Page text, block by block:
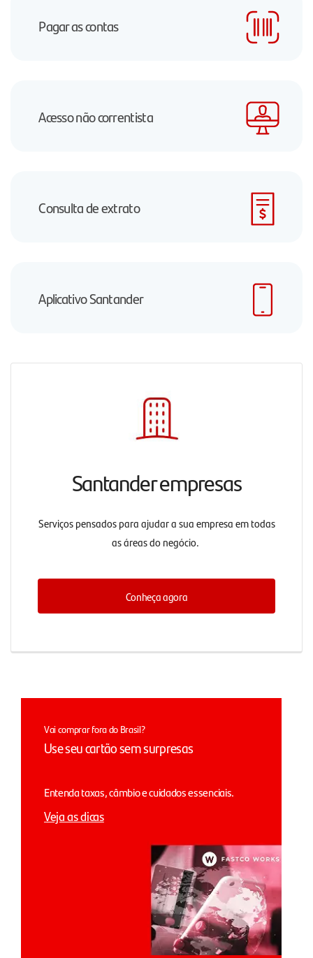
Pagar as contas
Acesso não correntista
Consulta de extrato
Aplicativo Santander
Santander empresas
Serviços pensados para ajudar a sua empresa em todas
as áreas do negócio.
Conheça agora
Vai comprar fora do Brasil?
Use seu cartão sem surpresas
Entenda taxas, câmbio e cuidados essenciais.
Veja as dicas